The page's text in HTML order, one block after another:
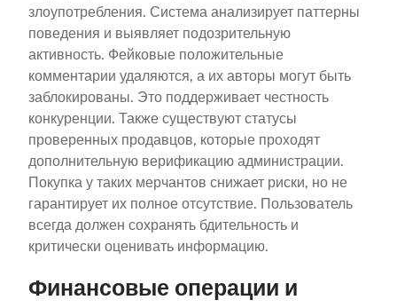
злоупотребления. Система анализирует паттерны
поведения и выявляет подозрительную
активность. Фейковые положительные
комментарии удаляются, а их авторы могут быть
заблокированы. Это поддерживает честность
конкуренции. Также существуют статусы
проверенных продавцов, которые проходят
дополнительную верификацию администрации.
Покупка у таких мерчантов снижает риски, но не
гарантирует их полное отсутствие. Пользователь
всегда должен сохранять бдительность и
критически оценивать информацию.
Финансовые операции и